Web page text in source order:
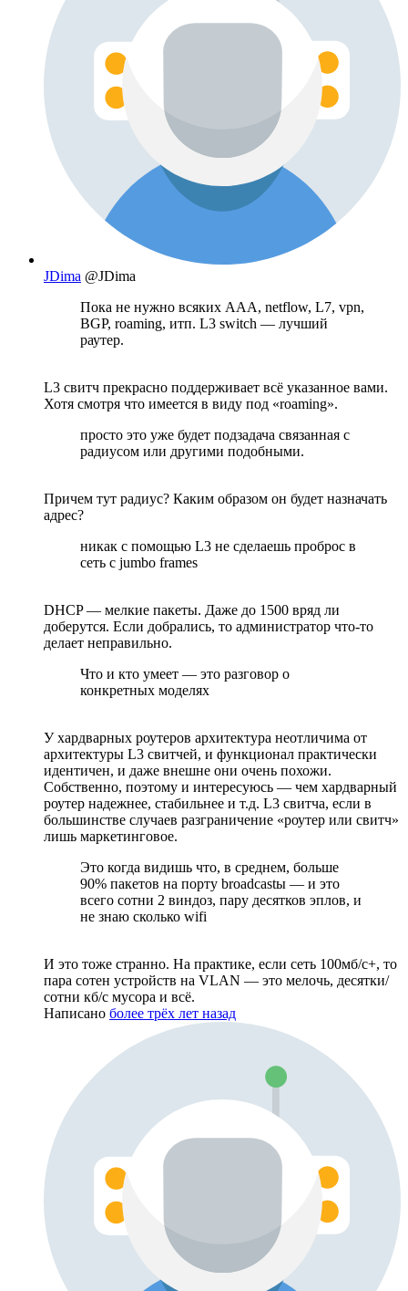
JDima @JDima
Пока не нужно всяких AAA, netflow, L7, vpn,
BGP, roaming, итп. L3 switch — лучший
раутер.
L3 свитч прекрасно поддерживает всё указанное вами.
Хотя смотря что имеется в виду под «roaming».
просто это уже будет подзадача связанная с
радиусом или другими подобными.
Причем тут радиус? Каким образом он будет назначать
адрес?
никак с помощью L3 не сделаешь проброс в
сеть с jumbo frames
DHCP — мелкие пакеты. Даже до 1500 вряд ли
доберутся. Если добрались, то администратор что-то
делает неправильно.
Что и кто умеет — это разговор о
конкретных моделях
У хардварных роутеров архитектура неотличима от
архитектуры L3 свитчей, и функционал практически
идентичен, и даже внешне они очень похожи.
Собственно, поэтому и интересуюсь — чем хардварный
роутер надежнее, стабильнее и т.д. L3 свитча, если в
большинстве случаев разграничение «роутер или свитч»
лишь маркетинговое.
Это когда видишь что, в среднем, больше
90% пакетов на порту broadcastы — и это
всего сотни 2 виндоз, пару десятков эплов, и
не знаю сколько wifi
И это тоже странно. На практике, если сеть 100мб/с+, то
пара сотен устройств на VLAN — это мелочь, десятки/
сотни кб/с мусора и всё.
Написано более трёх лет назад